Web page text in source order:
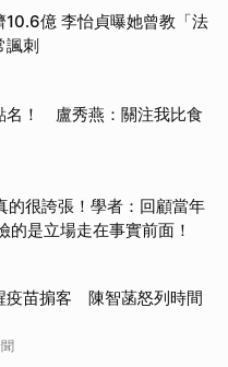
10.6億 李怡貞曝她曾教「法
諷刺
名！ 盧秀燕：關注我比食
的很誇張！學者：回顧當年
的是立場走在事實前面！
疫苗掮客 陳智菡怒列時間